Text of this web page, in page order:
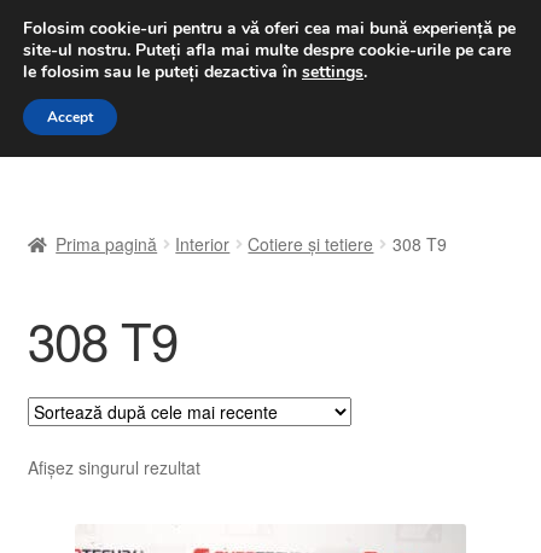
LIVRARE de la 33 lei
luni-vineri 9 a.m. - 4 p.m.031 229 6816
Sari
Sari
A lua legatura
Contul meu
Coș
Despre noi
Prima pagină Interior Cotiere și tetiere 308 T9
308 T9
Afișez singurul rezultat
Folosim cookie-uri pentru a vă oferi cea mai bună experiență pe
site-ul nostru. Puteți afla mai multe despre cookie-urile pe care
le folosim sau le puteți dezactiva în settings.
Accept